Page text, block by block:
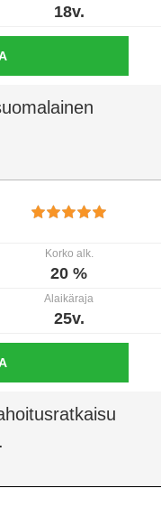
18v.
Korko alk.
20 %
Alaikäraja
25v.